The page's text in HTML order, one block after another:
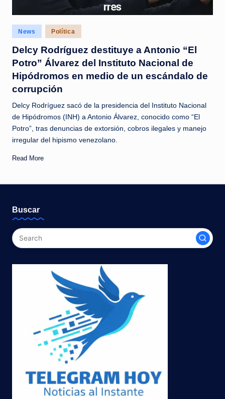
i
a
s
a
l
i
n
s
t
n
t
e
Posted
in
News Política
Delcy Rodríguez destituye a Antonio “El
Potro” Álvarez del Instituto Nacional de
Hipódromos en medio de un escándalo de
corrupción
Delcy Rodríguez sacó de la presidencia del Instituto Nacional
de Hipódromos (INH) a Antonio Álvarez, conocido como “El
Potro”, tras denuncias de extorsión, cobros ilegales y manejo
irregular del hipismo venezolano.
Read More
Buscar